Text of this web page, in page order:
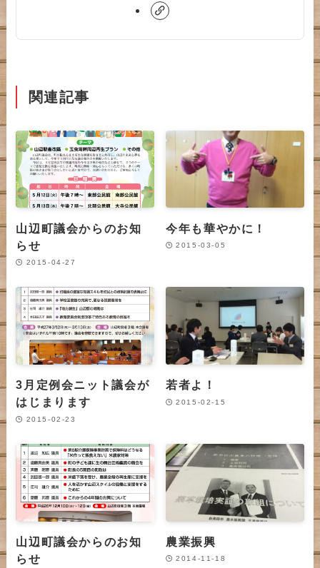
関連記事
山辺町議会からのお知
らせ
2015-04-27
今年も華やかに！
2015-03-05
3月定例会ニット議会が
はじまります
2015-02-23
若者よ！
2015-02-15
山辺町議会からのお知
らせ
農業振興
2014-11-18